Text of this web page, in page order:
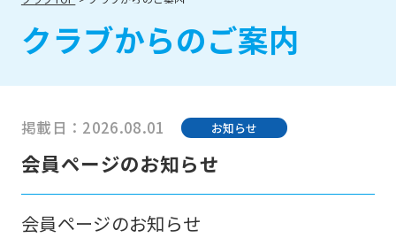
クラブからのご案内
掲載日：2026.08.01 お知らせ
会員ページのお知らせ
会員ページのお知らせ
For
foreigners